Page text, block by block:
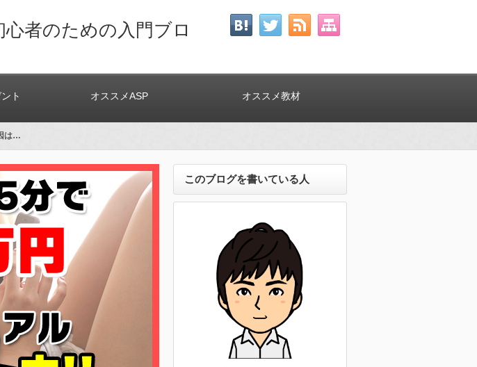
者のための入門ブロ
ト オススメASP オススメ教材
は…
このブログを書いている人